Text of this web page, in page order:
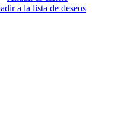
a la lista de deseos